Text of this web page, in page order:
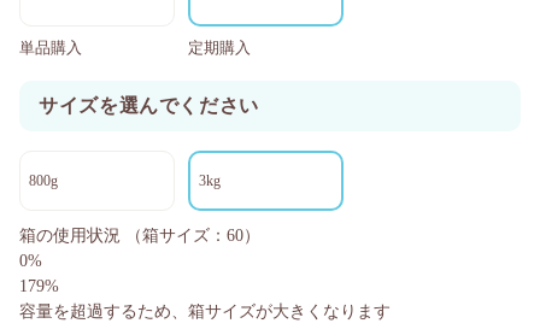
単品購入 定期購入
サイズを選んでください
800g 3kg
箱の使用状況
（箱サイズ：60）
0%
179%
容量を超過するため、箱サイズが大きくなります